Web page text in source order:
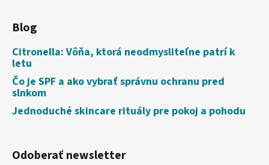
Blog
Citronella: Vôňa, ktorá neodmysliteľne patrí k
letu
Čo je SPF a ako vybrať správnu ochranu pred
slnkom
Jednoduché skincare rituály pre pokoj a pohodu
Odoberať newsletter